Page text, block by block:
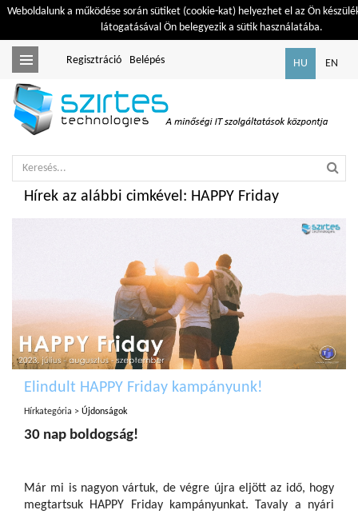
Weboldalunk a működése során sütiket (cookie-kat) helyezhet el az Ön
látogatásával Ön belegyezik a sütik használatába.
Toggle
navigation
HU EN
Regisztráció Belépés
Hírek az alábbi cimkével: HAPPY Friday
Elindult HAPPY Friday kampányunk!
Hírkategória > Újdonságok
30 nap boldogság!
Már mi is nagyon vártuk, de végre újra eljött az idő, hogy
megtartsuk HAPPY Friday kampányunkat. Tavaly a nyári